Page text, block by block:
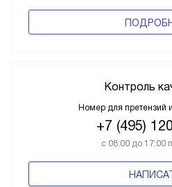
Контроль
Номер для претензий
+7 (495)
с 08:00 до 17:00